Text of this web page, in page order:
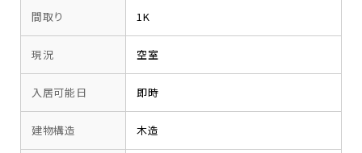
間取り 1K
現況 空室
入居可能日 即時
建物構造 木造